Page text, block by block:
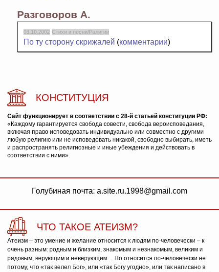
Разговоров А.
03.10.2002 Стихи и песни/Ралигии
По ту сторону скрижалей (комментарии)
КОНСТИТУЦИЯ
Сайт функционирует в соответствии с 28-й статьей конституции РФ:
«Каждому гарантируется свобода совести, свобода вероисповедания,
включая право исповедовать индивидуально или совместно с другими
любую религию или не исповедовать никакой, свободно выбирать, иметь
и распространять религиозные и иные убеждения и действовать в
соответствии с ними».
Голубиная почта: a.site.ru.1998@gmail.com
ЧТО ТАКОЕ АТЕИЗМ?
Атеизм – это умение и желание относится к людям по-человечески – к
очень разным: родным и близким, знакомым и незнакомым, великим и
рядовым, верующим и неверующим… Но относится по-человечески не
потому, что «так велел Бог», или «так Богу угодно», или так написано в